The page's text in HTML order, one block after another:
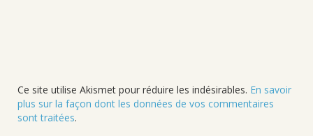
Ce site utilise Akismet pour réduire les indésirables. En savoir
plus sur la façon dont les données de vos commentaires
sont traitées.